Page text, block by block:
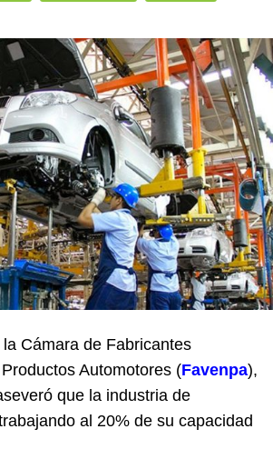
Cámara de Fabricantes
Automotores (Favenpa),
que la industria de
al 20% de su capacidad